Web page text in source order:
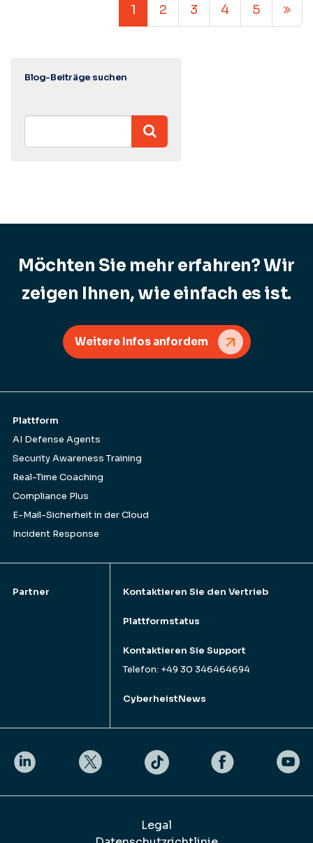
1 2 3 4 5
Blog-Beiträge suchen
Möchten Sie mehr erfahren? Wir
zeigen Ihnen, wie einfach es ist.
Weitere Infos anfordem
Plattform
AI Defense Agents
Security Awareness Training
Real-Time Coaching
Compliance Plus
E-Mail-Sicherheit in der Cloud
Incident Response
Partner Kontaktieren Sie den Vertrieb
Plattformstatus
Kontaktieren Sie Support
Telefon: +49 30 346464694
CyberheistNews
Legal